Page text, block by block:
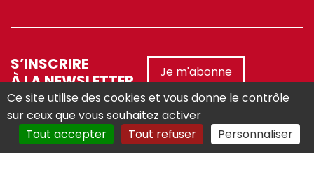
S’INSCRIRE
À LA NEWSLETTER
Je m'abonne
Réalisé avec :
Ce site utilise des cookies et vous donne le contrôle
sur ceux que vous souhaitez activer
Tout accepter
Tout refuser Personnaliser